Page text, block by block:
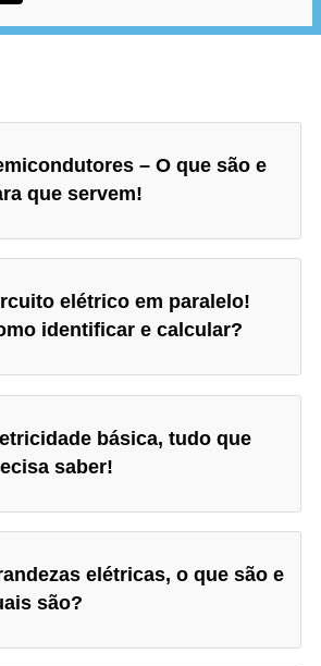
– O que são e
que servem!
elétrico em paralelo!
identificar e calcular?
básica, tudo que
saber!
elétricas, o que são e
são?